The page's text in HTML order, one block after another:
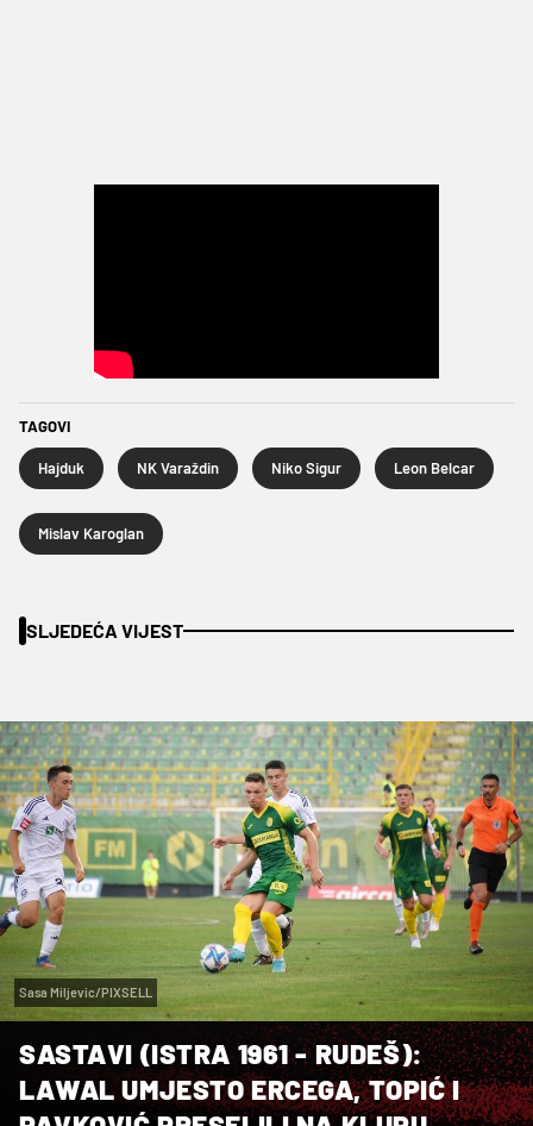
TAGOVI
Hajduk NK Varaždin Niko Sigur Leon Belcar
Mislav Karoglan
SLJEDEĆA VIJEST
Sasa Miljevic/PIXSELL
SASTAVI (ISTRA 1961 - RUDEŠ):
LAWAL UMJESTO ERCEGA, TOPIĆ I